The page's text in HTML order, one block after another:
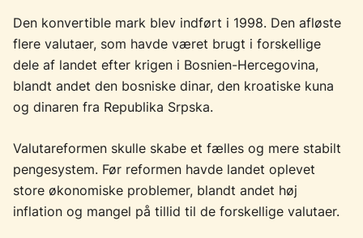
Den konvertible mark blev indført i 1998. Den afløste
flere valutaer, som havde været brugt i forskellige
dele af landet efter krigen i Bosnien-Hercegovina,
blandt andet den bosniske dinar, den kroatiske kuna
og dinaren fra Republika Srpska.
Valutareformen skulle skabe et fælles og mere stabilt
pengesystem. Før reformen havde landet oplevet
store økonomiske problemer, blandt andet høj
inflation og mangel på tillid til de forskellige valutaer.